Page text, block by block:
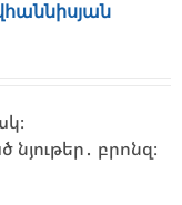
բրոնզ։